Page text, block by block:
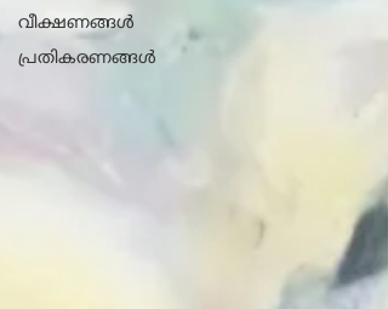
വീക്ഷണങ്ങൾ
പ്രതികരണങ്ങള്‍